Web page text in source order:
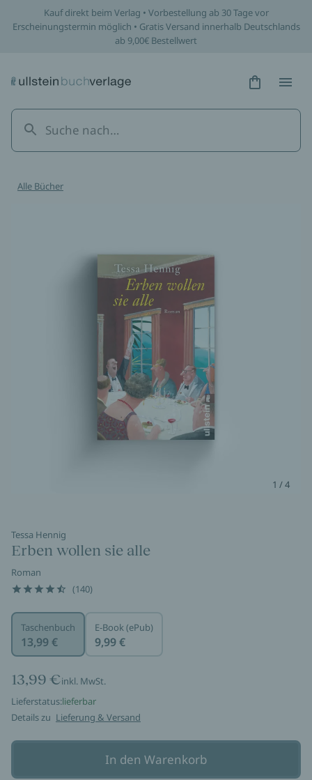
Kauf direkt beim Verlag • Vorbestellung ab 30 Tage vor
Erscheinungstermin möglich • Gratis Versand innerhalb Deutschlands
ab 9,00€ Bestellwert
Hidden
Alle Bücher
1 / 4
Tessa Hennig
Erben wollen sie alle
Roman
(140)
Taschenbuch
13,99 €
E-Book (ePub)
9,99 €
13,99 €inkl. MwSt.
Lieferstatus:lieferbar
Details zu Lieferung & Versand
In den Warenkorb